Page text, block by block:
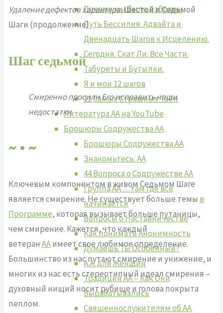
Почему мы были избраны
Путь Бессилия. Адвайта и
Двенадцать Шагов к Исцелению.
Сегодня. Скат Ли. Все Части.
Табуреты и Бутылки.
Я и мои 12 шагов
12 Самых Страшных Тайн
Литература АА на YouTube
Брошюры Содружества АА
Брошюры Содружества АА
Знакомьтесь: АА
44 Вопроса о Содружестве АА
Группа АА …там где все
начинается
Вопросы о Наставничестве
Как понимать Анонимность
Думаешь Ты Особенный?
А.А. для Женщин
Традиции АА – Как Они
Вырабатывались
Священнослужителям об АА
Удаление дефектов характера.Шестой и Седьмой
Шаги (продолжение)
Шаг седьмой
Смиренно просили Его исправить наши
недостатки
~ • ~
Ключевым компонентом в живом Седьмом Шаге
является смирение. Не существует больше темы в
Программе, которая вызывает больше путаницы,
чем смирение. Кажется, что каждый
ветеран ААимеет свое любимое определение.
Большинство из нас путают смирение и унижение, и
многих из нас есть стереотипный идеал смирения –
духовный нищий носит рубище и голова покрыта
пеплом.